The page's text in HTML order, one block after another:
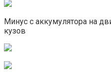
Минус с аккумулятора на
кузов